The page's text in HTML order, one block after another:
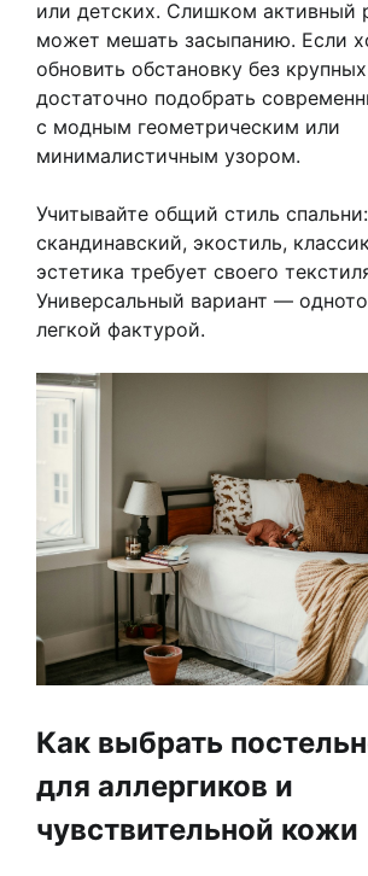
или детских. Слишком активный
может мешать засыпанию. Если
обновить обстановку без
достаточно подобрать
с модным геометрическим или
минималистичным узором.
Учитывайте общий стиль спальни:
скандинавский, экостиль,
эстетика требует своего
Универсальный вариант —
легкой фактурой.
Как выбрать
для аллергиков и
чувствительной кожи